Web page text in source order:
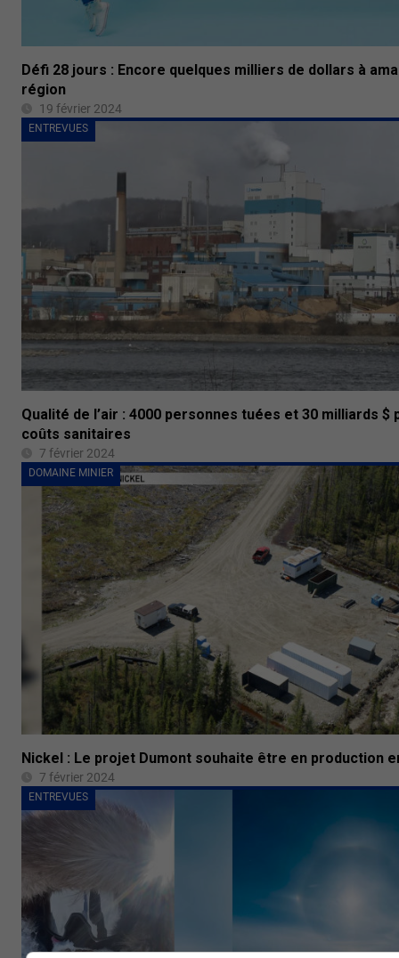
Défi 28 jours : Encore quelques milliers de dollars à
région
19 février 2024
ENTREVUES
Qualité de l’air : 4000 personnes tuées et 30 milliards $
coûts sanitaires
7 février 2024
DOMAINE MINIER
Nickel : Le projet Dumont souhaite être en production
7 février 2024
ENTREVUES